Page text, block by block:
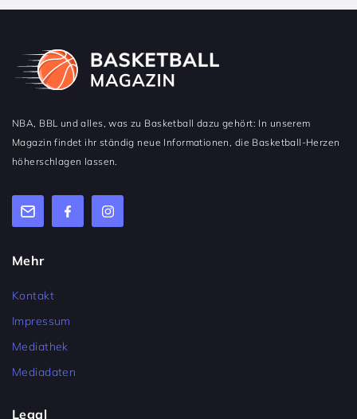
NBA, BBL und alles, was zu Basketball dazu gehört: In unserem
Magazin findet ihr ständig neue Informationen, die Basketball-Herzen
höherschlagen lassen.
Mehr
Kontakt
Impressum
Mediathek
Mediadaten
Legal